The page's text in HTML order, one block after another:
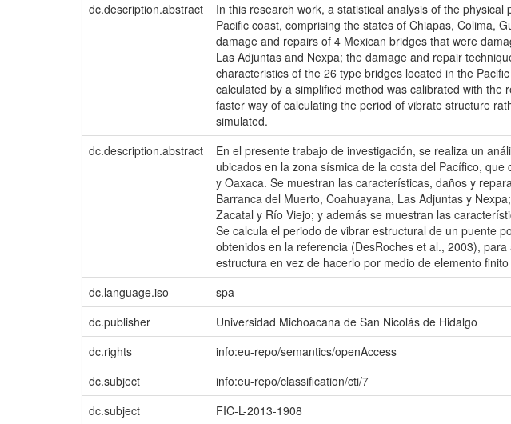
dc.description.abstract
In this research work, a statistical analysis of the
Pacific coast, comprising the states of Chiapas, Colima,
damage and repairs of 4 Mexican bridges that were
Las Adjuntas and Nexpa; the damage and repair
characteristics of the 26 type bridges located in the
calculated by a simplified method was calibrated with
faster way of calculating the period of vibrate structure
simulated.
dc.description.abstract
En el presente trabajo de investigación, se realiza un
ubicados en la zona sísmica de la costa del Pacífico,
y Oaxaca. Se muestran las características, daños y
Barranca del Muerto, Coahuayana, Las Adjuntas y
Zacatal y Río Viejo; y además se muestran las
Se calcula el periodo de vibrar estructural de un puente
obtenidos en la referencia (DesRoches et al., 2003),
estructura en vez de hacerlo por medio de elemento
dc.language.iso spa
dc.publisher
Universidad Michoacana de San Nicolás de Hidalgo
dc.rights
info:eu-repo/semantics/openAccess
dc.subject
info:eu-repo/classification/cti/7
dc.subject
FIC-L-2013-1908